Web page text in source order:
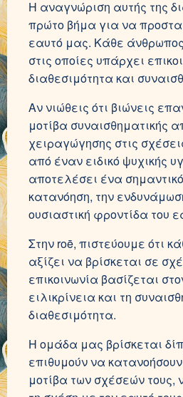
Η αναγνώριση αυτής της
πρώτο βήμα για να
εαυτό μας. Κάθε άνθρωπος
στις οποίες υπάρχει
διαθεσιμότητα και
Αν νιώθεις ότι βιώνεις
μοτίβα συναισθηματικής
χειραγώγησης στις
από έναν ειδικό ψυχικής
αποτελέσει ένα
κατανόηση, την
ουσιαστική φροντίδα του
Στην roē, πιστεύουμε ότι
αξίζει να βρίσκεται σε
επικοινωνία βασίζεται
ειλικρίνεια και τη
διαθεσιμότητα.
Η ομάδα μας βρίσκεται
επιθυμούν να
μοτίβα των σχέσεών